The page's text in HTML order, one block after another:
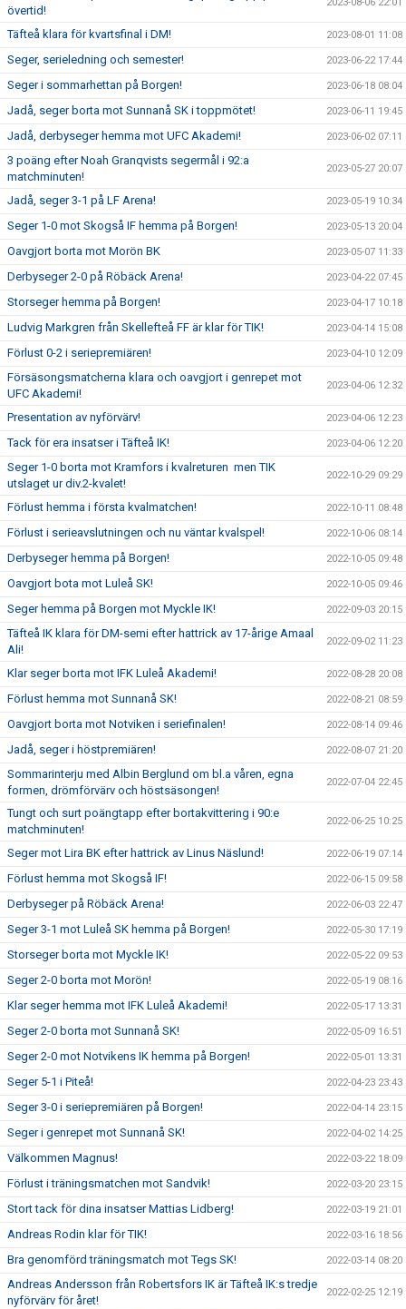
övertid!
Täfteå klara för kvartsfinal i DM! 2023-08-01 11:08
Seger, serieledning och semester! 2023-06-22 17:44
Seger i sommarhettan på Borgen! 2023-06-18 08:04
Jadå, seger borta mot Sunnanå SK i toppmötet! 2023-06-11 19:45
Jadå, derbyseger hemma mot UFC Akademi! 2023-06-02 07:11
3 poäng efter Noah Granqvists segermål i 92:a
matchminuten!
2023-05-27 20:07
Jadå, seger 3-1 på LF Arena! 2023-05-19 10:34
Seger 1-0 mot Skogså IF hemma på Borgen! 2023-05-13 20:04
Oavgjort borta mot Morön BK 2023-05-07 11:33
Derbyseger 2-0 på Röbäck Arena! 2023-04-22 07:45
Storseger hemma på Borgen! 2023-04-17 10:18
Ludvig Markgren från Skellefteå FF är klar för TIK! 2023-04-14 15:08
Förlust 0-2 i seriepremiären! 2023-04-10 12:09
Försäsongsmatcherna klara och oavgjort i genrepet mot
UFC Akademi!
2023-04-06 12:32
Presentation av nyförvärv! 2023-04-06 12:23
Tack för era insatser i Täfteå IK! 2023-04-06 12:20
Seger 1-0 borta mot Kramfors i kvalreturen men TIK
utslaget ur div.2-kvalet!
2022-10-29 09:29
Förlust hemma i första kvalmatchen! 2022-10-11 08:48
Förlust i serieavslutningen och nu väntar kvalspel! 2022-10-06 08:14
Derbyseger hemma på Borgen! 2022-10-05 09:48
Oavgjort bota mot Luleå SK! 2022-10-05 09:46
Seger hemma på Borgen mot Myckle IK! 2022-09-03 20:15
Täfteå IK klara för DM-semi efter hattrick av 17-årige Amaal
Ali!
2022-09-02 11:23
Klar seger borta mot IFK Luleå Akademi! 2022-08-28 20:08
Förlust hemma mot Sunnanå SK! 2022-08-21 08:59
Oavgjort borta mot Notviken i seriefinalen! 2022-08-14 09:46
Jadå, seger i höstpremiären! 2022-08-07 21:20
Sommarinterju med Albin Berglund om bl.a våren, egna
formen, drömförvärv och höstsäsongen!
2022-07-04 22:45
Tungt och surt poängtapp efter bortakvittering i 90:e
matchminuten!
2022-06-25 10:25
Seger mot Lira BK efter hattrick av Linus Näslund! 2022-06-19 07:14
Förlust hemma mot Skogså IF! 2022-06-15 09:58
Derbyseger på Röbäck Arena! 2022-06-03 22:47
Seger 3-1 mot Luleå SK hemma på Borgen! 2022-05-30 17:19
Storseger borta mot Myckle IK! 2022-05-22 09:53
Seger 2-0 borta mot Morön! 2022-05-19 08:16
Klar seger hemma mot IFK Luleå Akademi! 2022-05-17 13:31
Seger 2-0 borta mot Sunnanå SK! 2022-05-09 16:51
Seger 2-0 mot Notvikens IK hemma på Borgen! 2022-05-01 13:31
Seger 5-1 i Piteå! 2022-04-23 23:43
Seger 3-0 i seriepremiären på Borgen! 2022-04-14 23:15
Seger i genrepet mot Sunnanå SK! 2022-04-02 14:25
Välkommen Magnus! 2022-03-22 18:09
Förlust i träningsmatchen mot Sandvik! 2022-03-20 23:15
Stort tack för dina insatser Mattias Lidberg! 2022-03-19 21:01
Andreas Rodin klar för TIK! 2022-03-16 18:56
Bra genomförd träningsmatch mot Tegs SK! 2022-03-14 08:20
Andreas Andersson från Robertsfors IK är Täfteå IK:s tredje
nyförvärv för året!
2022-02-25 12:19